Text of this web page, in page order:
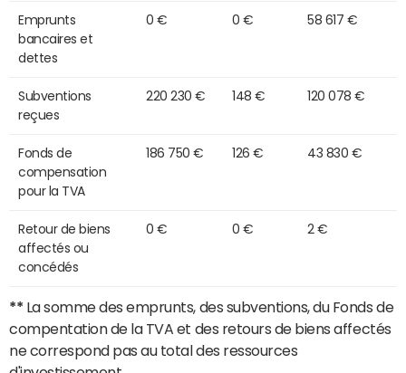
Emprunts
bancaires et
dettes
0 € 0 € 58 617 €
Subventions
reçues
220 230 € 148 € 120 078 €
Fonds de
compensation
pour la TVA
186 750 € 126 € 43 830 €
Retour de biens
affectés ou
concédés
0 € 0 € 2 €
** La somme des emprunts, des subventions, du Fonds de
compentation de la TVA et des retours de biens affectés
ne correspond pas au total des ressources